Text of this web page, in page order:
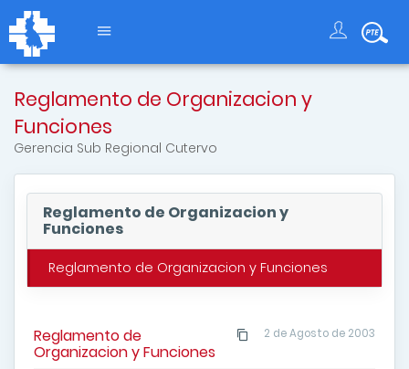
Reglamento de Organizacion y
Funciones
Gerencia Sub Regional Cutervo
Reglamento de Organizacion y
Funciones
Reglamento de Organizacion y Funciones
2 de Agosto de 2003
Reglamento de
Organizacion y Funciones